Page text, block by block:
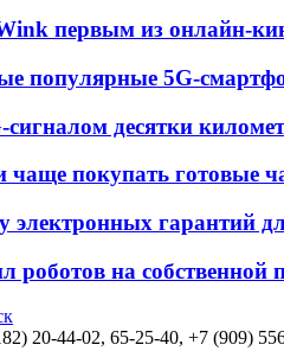
первым из онлайн-
популярные 5G-
десятки
покупать готовые
гарантий
роботов на
20-44-02, 65-25-40, +7 (909)